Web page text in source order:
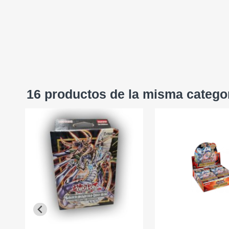
16 productos de la misma